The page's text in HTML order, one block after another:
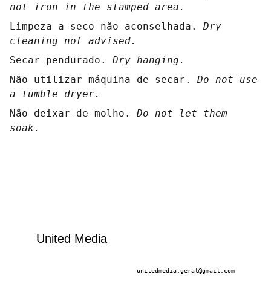
not iron in the stamped area.
Limpeza a seco não aconselhada. Dry
cleaning not advised.
Secar pendurado. Dry hanging.
Não utilizar máquina de secar. Do not use
a tumble dryer.
Não deixar de molho. Do not let them
soak.
unitedmedia.geral@gmail.com
United Media